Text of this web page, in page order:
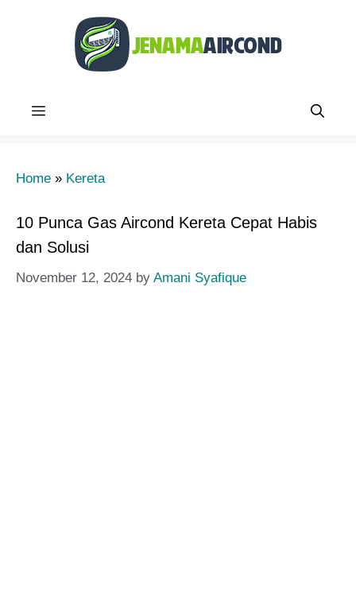
Menu
Home » Kereta
10 Punca Gas Aircond Kereta Cepat Habis
dan Solusi
November 12, 2024 by Amani Syafique